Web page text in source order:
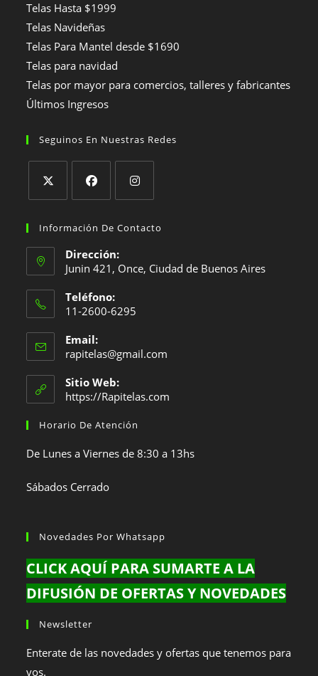
Telas Hasta $1999
Telas Navideñas
Telas Para Mantel desde $1690
Telas para navidad
Telas por mayor para comercios, talleres y fabricantes
Últimos Ingresos
Seguinos En Nuestras Redes
abre
en
una
nueva
pestaña
abre
una
pestaña
abre
una
pestaña
Información De Contacto
Dirección:
Junin 421, Once, Ciudad de Buenos Aires
Teléfono:
11-2600-6295
abre
en
tu
aplicación
Email:
rapitelas@gmail.com
aplicación
Sitio Web:
https://Rapitelas.com
Horario De Atención
De Lunes a Viernes de 8:30 a 13hs
Sábados Cerrado
Novedades Por Whatsapp
CLICK AQUÍ PARA SUMARTE A LA
DIFUSIÓN DE OFERTAS Y NOVEDADES
Newsletter
Enterate de las novedades y ofertas que tenemos para
vos.